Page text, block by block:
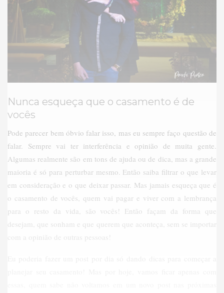
Nunca esqueça que o casamento é de
vocês
Pode parecer bem óbvio falar isso, mas eu sempre faço questão de
falar. Sempre vai ter interferência e opinião de muita gente.
Algumas realmente são em tons de ajuda ou de dica, mas a grande
maioria é só para perturbar mesmo. Então saiba filtrar o que levar
em consideração e o que deixar passar. Mas jamais esqueça que é
o casamento de vocês, quem vai pagar e viver com a lembrança
para o resto da vida, são vocês! Então façam da forma que
desejam, que sonham e que querem que aconteça, sem se importar
com a opinião de outras pessoas!